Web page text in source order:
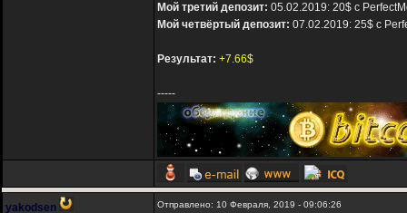
Мой третий депозит: 05.02.2019: 20$ с
Мой четвёртый депозит: 07.02.2019: 25$ с
Результат: +7.66$
-----
yakodsen Отправлено: 10 Февраля, 2019 - 09:06:26